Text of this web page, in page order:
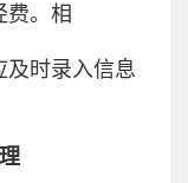
费。相
及时录入信息